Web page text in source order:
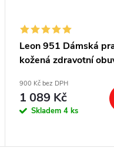
Leon 951 Dámská
kožená zdravotní
900 Kč bez DPH
1 089 Kč
Skladem 4 ks